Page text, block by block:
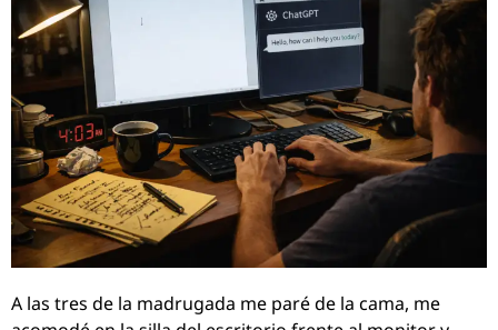
A las tres de la madrugada me paré de la cama, me